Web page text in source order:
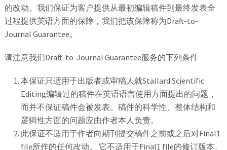
的改动。我们保证为客户提供从最初编辑稿件到最终发表全
过程提供英语方面的保障，我们把该保障称为Draft-to-
Journal Guarantee。
请注意我们Draft-to-Journal Guarantee服务的下列条件
本保证只适用于出版者或审稿人就Stallard Scientific
Editing编辑过的稿件在英语语言使用方面提出的问题，
而并不保证稿件会被发表。稿件的科学性、整体结构和
逻辑性方面的问题应由作者本人负责。
此保证不适用于作者向期刊提交稿件之前或之后对Final1
file所作的任何改动。 它不适用于Final1 file的修订版本、